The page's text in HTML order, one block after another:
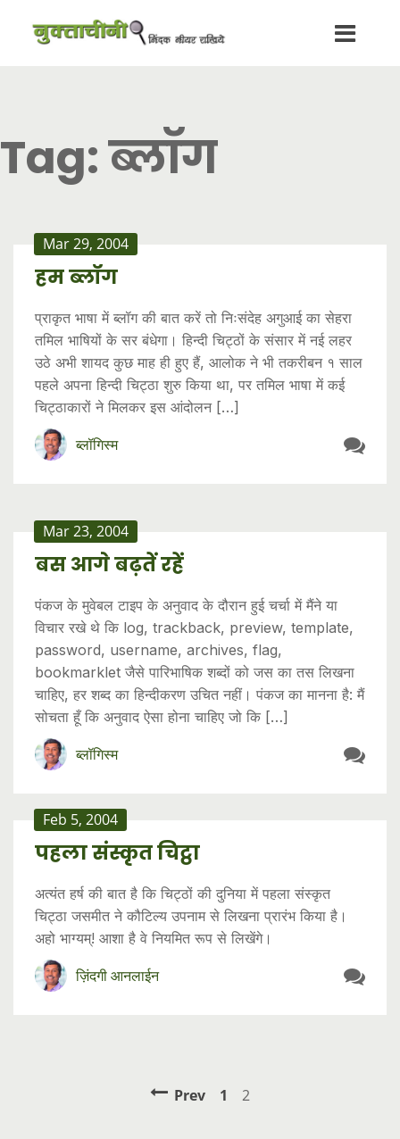
Tag:ब्लॉग
Mar 29, 2004
हम ब्लॉग
प्राकृत भाषा में ब्लॉग की बात करें तो निःसंदेह अगुआई का सेहरा
तमिल भाषियों के सर बंधेगा। हिन्दी चिट्ठों के संसार में नई लहर
उठे अभी शायद कुछ माह ही हुए हैं, आलोक ने भी तकरीबन १ साल
पहले अपना हिन्दी चिट्ठा शुरु किया था, पर तमिल भाषा में कई
चिट्ठाकारों ने मिलकर इस आंदोलन […]
ब्लॉगिस्म
Mar 23, 2004
बस आगे बढ़तें रहें
पंकज के मुवेबल टाइप के अनुवाद के दौरान हुई चर्चा में मैंने या
विचार रखे थे कि log, trackback, preview, template,
password, username, archives, flag,
bookmarklet जैसे पारिभाषिक शब्दों को जस का तस लिखना
चाहिए, हर शब्द का हिन्दीकरण उचित नहीं। पंकज का मानना है: मैं
सोचता हूँ कि अनुवाद ऐसा होना चाहिए जो कि […]
ब्लॉगिस्म
Feb 5, 2004
पहला संस्कृत चिट्ठा
अत्यंत हर्ष की बात है कि चिट्ठों की दुनिया में पहला संस्कृत
चिट्ठा जसमीत ने कौटिल्य उपनाम से लिखना प्रारंभ किया है।
अहो भाग्यम्! आशा है वे नियमित रूप से लिखेंगे।
ज़िंदगी आनलाईन
Prev 1 2